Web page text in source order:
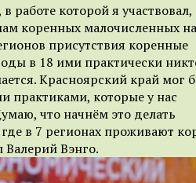
работе которой я
коренных малочисленных
присутствия коренные
в 18 ими практически
Красноярский край мог
практиками, которые у нас
что начнём это делать
в 7 регионах проживают
Вэнго.